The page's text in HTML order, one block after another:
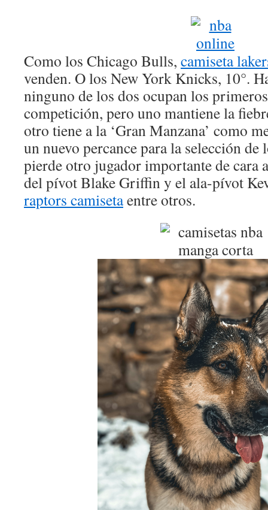
Como los Chicago Bulls, camiseta
venden. O los New York Knicks, 10°.
ninguno de los dos ocupan los
competición, pero uno mantiene la
otro tiene a la ‘Gran Manzana’ como
un nuevo percance para la selección de
pierde otro jugador importante de cara
del pívot Blake Griffin y el ala-pívot
raptors camisetaentre otros.